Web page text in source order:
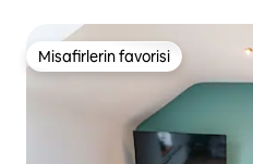
Misafirlerin favorisi
Misafirlerin favorisi